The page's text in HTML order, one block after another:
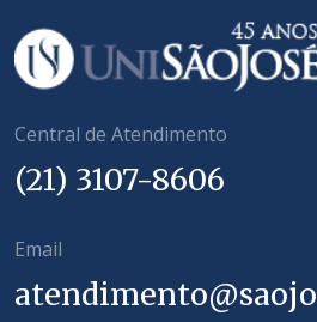
Central de Atendimento
(21) 3107-8606
Email